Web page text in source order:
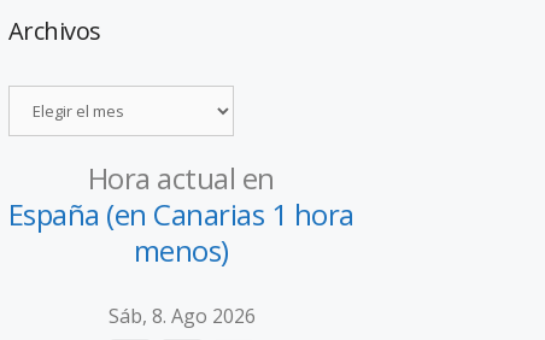
Archivos
Hora actual en
España (en Canarias 1 hora
menos)